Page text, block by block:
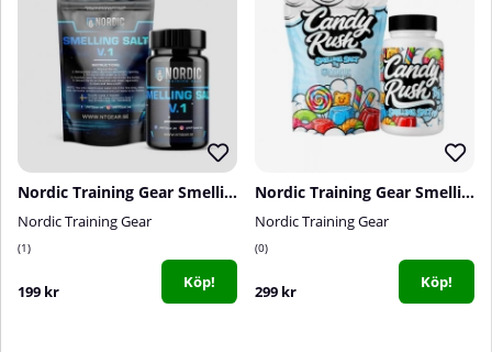
Nordic Training Gear Smelling Salt V.1
Nordic Training Gear
1
199 kr Köp!
Nordic Training Gear Smelling Salt, Candy Rush
Nordic Training Gear
0
299 kr Köp!